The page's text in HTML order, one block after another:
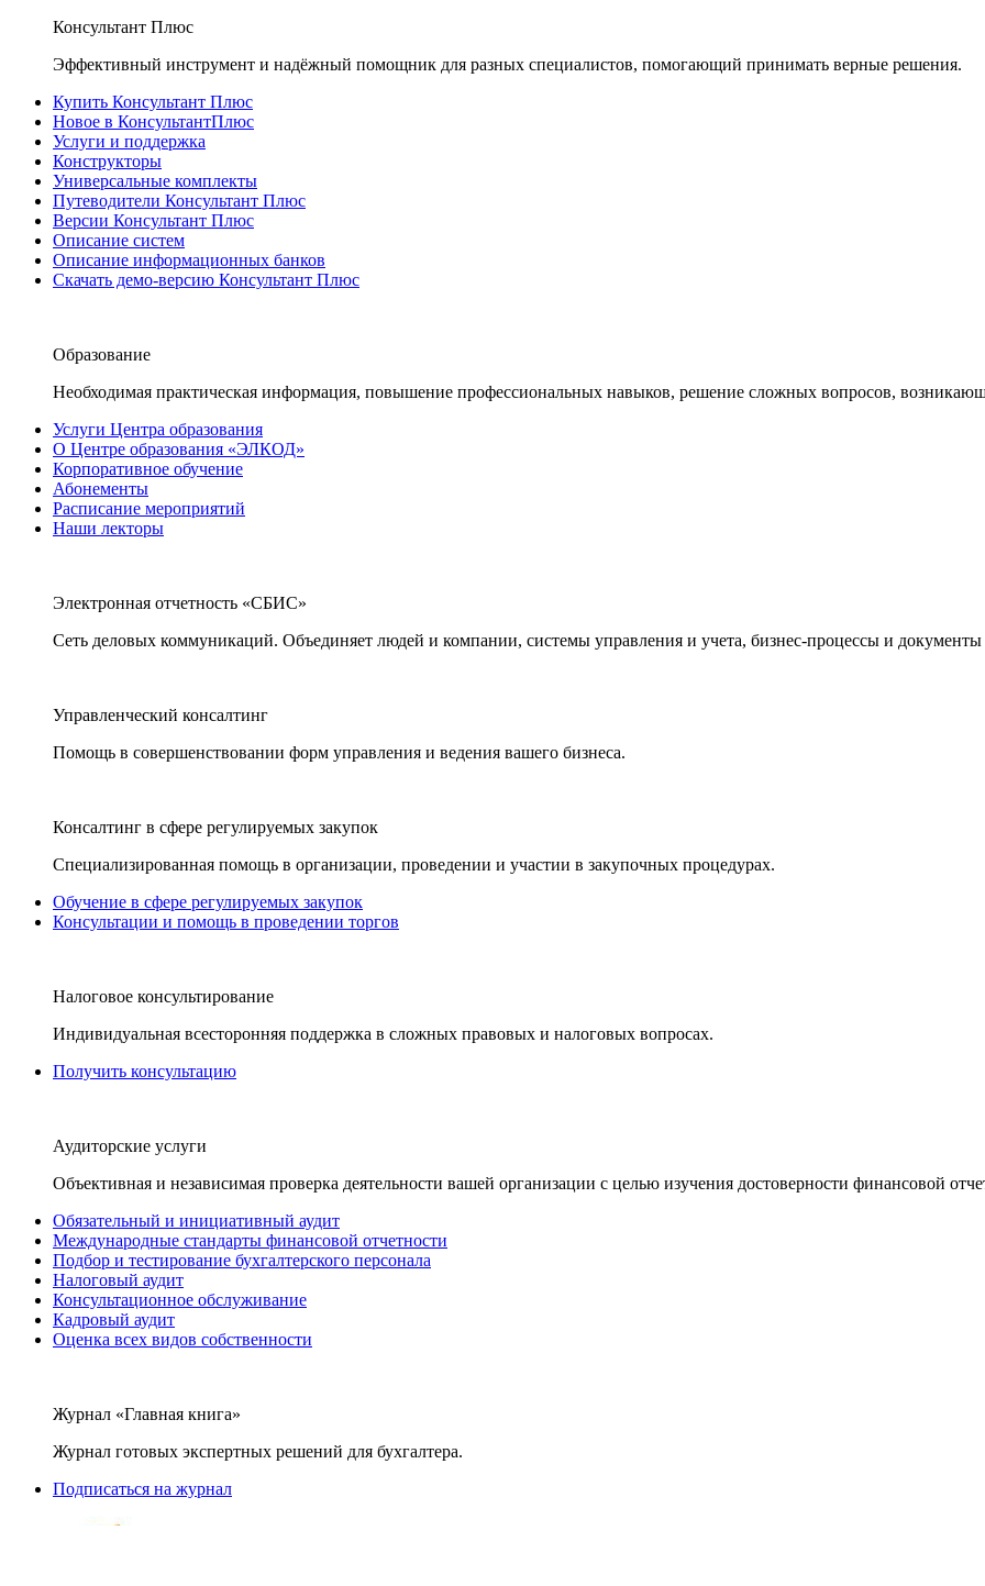
Консультант Плюс
Эффективный инструмент и надёжный помощник для разных специалистов, помогающий принимать верные решения.
Купить Консультант Плюс
Новое в КонсультантПлюс
Услуги и поддержка
Конструкторы
Универсальные комплекты
Путеводители Консультант Плюс
Версии Консультант Плюс
Описание систем
Описание информационных банков
Скачать демо-версию Консультант Плюс
Образование
Необходимая практическая информация, повышение профессиональных навыков, решение сложных вопросов,
Услуги Центра образования
О Центре образования «ЭЛКОД»
Корпоративное обучение
Абонементы
Расписание мероприятий
Наши лекторы
Электронная отчетность «СБИС»
Сеть деловых коммуникаций. Объединяет людей и компании, системы управления и учета, бизнес-процессы и документы
Управленческий консалтинг
Помощь в совершенствовании форм управления и ведения вашего бизнеса.
Консалтинг в сфере регулируемых закупок
Специализированная помощь в организации, проведении и участии в закупочных процедурах.
Обучение в сфере регулируемых закупок
Консультации и помощь в проведении торгов
Налоговое консультирование
Индивидуальная всесторонняя поддержка в сложных правовых и налоговых вопросах.
Получить консультацию
Аудиторские услуги
Объективная и независимая проверка деятельности вашей организации с целью изучения достоверности финансовой
Обязательный и инициативный аудит
Международные стандарты финансовой отчетности
Подбор и тестирование бухгалтерского персонала
Налоговый аудит
Консультационное обслуживание
Кадровый аудит
Оценка всех видов собственности
Журнал «Главная книга»
Журнал готовых экспертных решений для бухгалтера.
Подписаться на журнал